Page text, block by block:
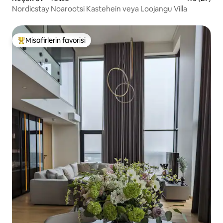
Nordicstay Noarootsi Kastehein veya Loojangu Villa
Misafirlerin favorilerinden en beğenilenler arasında
Misafirlerin favorisi